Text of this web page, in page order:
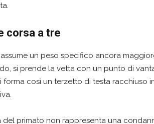
corsa a tre
un peso specifico ancora
si prende la vetta con un punto di
forma così un terzetto di testa racchiuso
del primato non rappresenta una